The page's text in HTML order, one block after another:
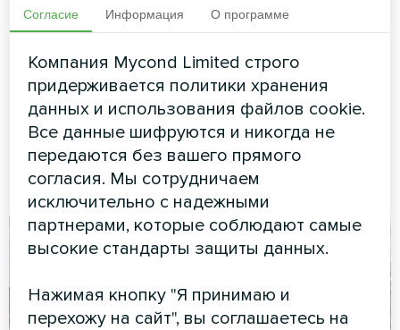
Коттедж
Home серии Smart
Семейный дом с
насосами Mycond
Split серии BeeHeat
Тепловые насосы MyCond
Split серии BeeHeat
обеспечивают комфорт
Согласие Информация О программе
Компания Mycond Limited строго
придерживается политики хранения
данных и использования файлов cookie.
Все данные шифруются и никогда не
передаются без вашего прямого
согласия. Мы сотрудничаем
исключительно с надежными
партнерами, которые соблюдают самые
высокие стандарты защиты данных.
Нажимая кнопку "Я принимаю и
перехожу на сайт", вы соглашаетесь на